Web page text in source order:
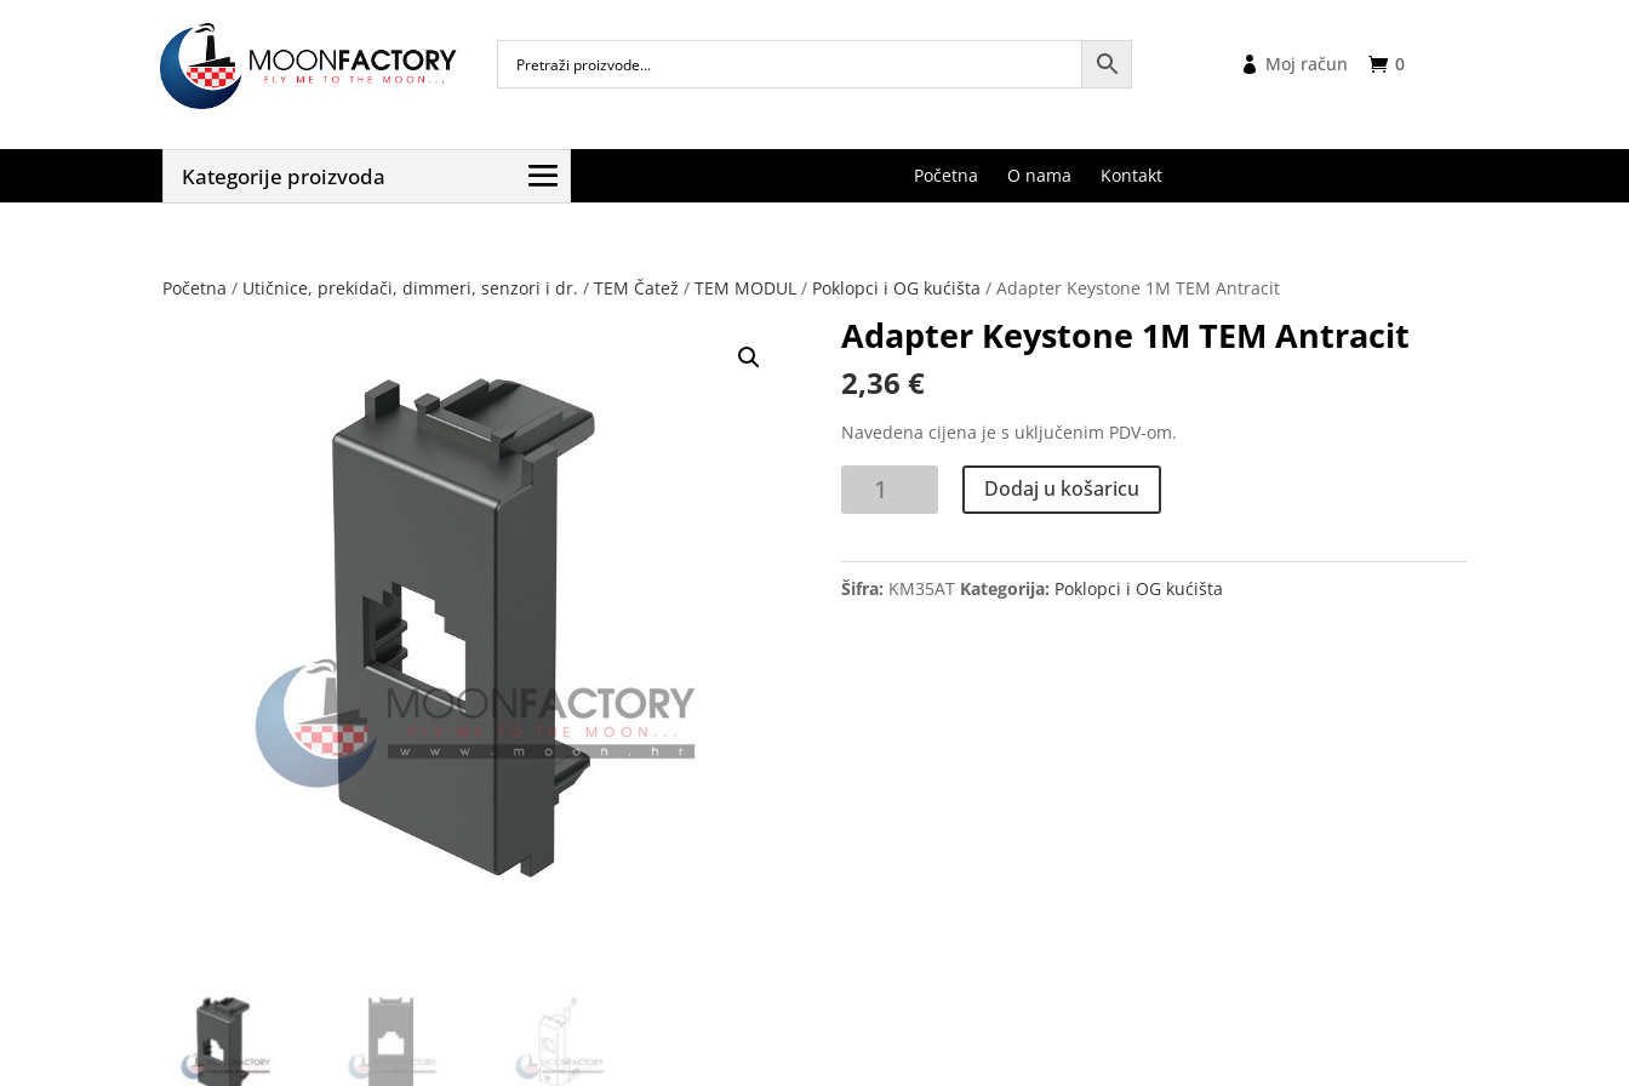
0
Moj račun
Kategorije proizvoda Početna O nama Kontakt
Početna / Utičnice, prekidači, dimmeri, senzori i dr. /TEM Čatež /TEM MODUL / Poklopci i OG kućišta / Adapter Keystone 1M TEM Antracit
Adapter Keystone 1M TEM Antracit
2,36 €
Navedena cijena je s uključenim PDV-om.
Adapter
Keystone
TEM
Antracit
Dodaj u košaricu
Šifra: KM35AT Kategorija: Poklopci i OG kućišta